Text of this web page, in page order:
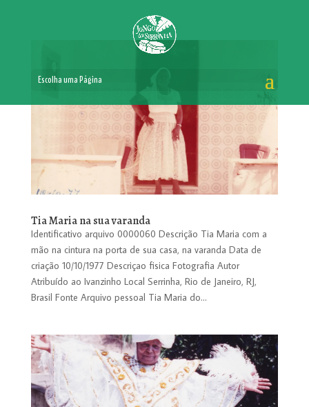
Escolha uma Página
Tia Maria na sua varanda
Identificativo arquivo 0000060 Descrição Tia Maria com a
mão na cintura na porta de sua casa, na varanda Data de
criação 10/10/1977 Descriçao fisica Fotografia Autor
Atribuído ao Ivanzinho Local Serrinha, Rio de Janeiro, RJ,
Brasil Fonte Arquivo pessoal Tia Maria do...